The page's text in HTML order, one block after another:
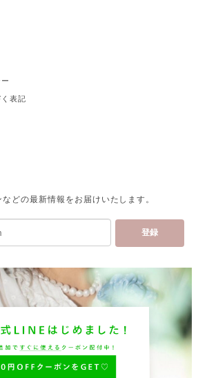
表記
どの最新情報をお届けいたします。
登録